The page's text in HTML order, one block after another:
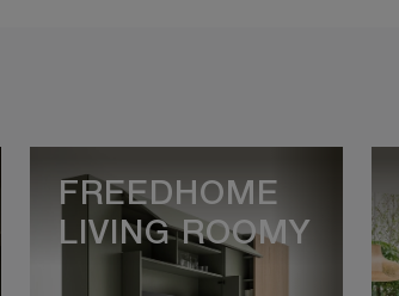
FREEDHOME
LIVING ROOMY